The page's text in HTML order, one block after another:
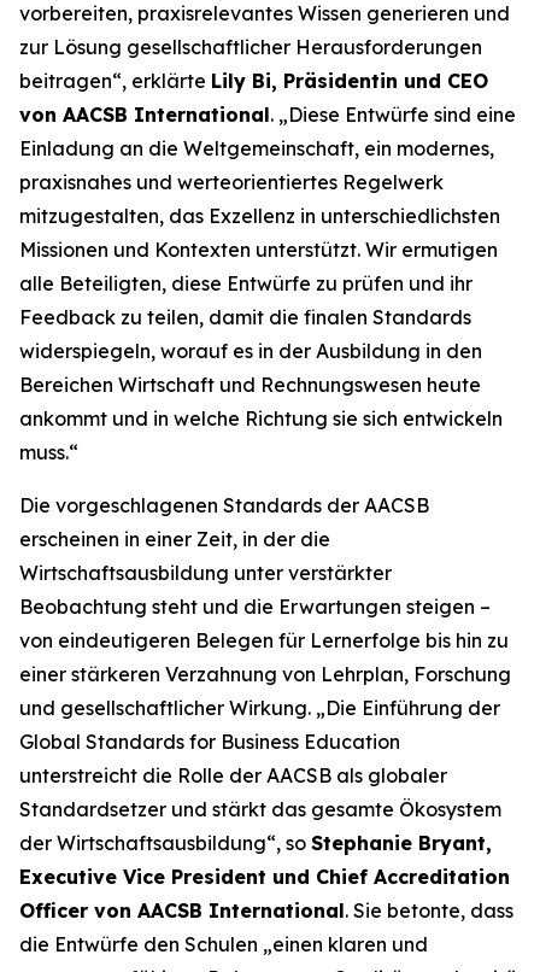
vorbereiten, praxisrelevantes Wissen generieren und
zur Lösung gesellschaftlicher Herausforderungen
beitragen“, erklärte Lily Bi, Präsidentin und CEO
von AACSB International. „Diese Entwürfe sind eine
Einladung an die Weltgemeinschaft, ein modernes,
praxisnahes und werteorientiertes Regelwerk
mitzugestalten, das Exzellenz in unterschiedlichsten
Missionen und Kontexten unterstützt. Wir ermutigen
alle Beteiligten, diese Entwürfe zu prüfen und ihr
Feedback zu teilen, damit die finalen Standards
widerspiegeln, worauf es in der Ausbildung in den
Bereichen Wirtschaft und Rechnungswesen heute
ankommt und in welche Richtung sie sich entwickeln
muss.“
Die vorgeschlagenen Standards der AACSB
erscheinen in einer Zeit, in der die
Wirtschaftsausbildung unter verstärkter
Beobachtung steht und die Erwartungen steigen –
von eindeutigeren Belegen für Lernerfolge bis hin zu
einer stärkeren Verzahnung von Lehrplan, Forschung
und gesellschaftlicher Wirkung. „Die Einführung der
Global Standards for Business Education
unterstreicht die Rolle der AACSB als globaler
Standardsetzer und stärkt das gesamte Ökosystem
der Wirtschaftsausbildung“, so Stephanie Bryant,
Executive Vice President und Chief Accreditation
Officer von AACSB International. Sie betonte, dass
die Entwürfe den Schulen „einen klaren und